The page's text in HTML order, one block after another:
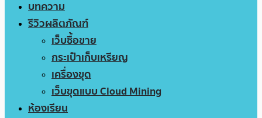
บทความ
รีวิวผลิตภัณฑ์
เว็บซื้อขาย
กระเป๋าเก็บเหรียญ
เครื่องขุด
เว็บขุดแบบ Cloud Mining
ห้องเรียน